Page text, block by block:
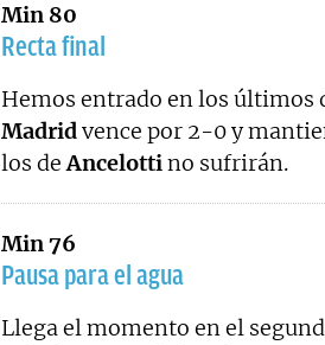
Min 80
Recta final
Hemos entrado en los últimos
Madridvence por 2-0 y
los deAncelottino sufrirán.
Min 76
Pausa para el agua
Llega el momento en el